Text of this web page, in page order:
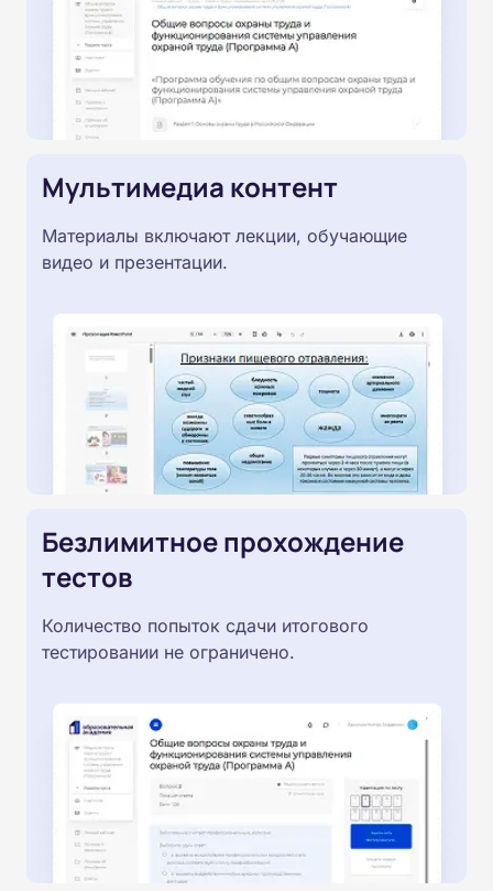
Мультимедиа контент
Материалы включают лекции, обучающие
видео и презентации.
Безлимитное прохождение
тестов
Количество попыток сдачи итогового
тестировании не ограничено.